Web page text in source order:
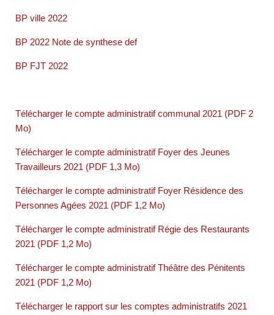
BP ville 2022
BP 2022 Note de synthese def
BP FJT 2022
Télécharger le compte administratif communal 2021 (PDF 2
Mo)
Télécharger le compte administratif Foyer des Jeunes
Travailleurs 2021 (PDF 1,3 Mo)
Télécharger le compte administratif Foyer Résidence des
Personnes Agées 2021 (PDF 1,2 Mo)
Télécharger le compte administratif Régie des Restaurants
2021 (PDF 1,2 Mo)
Télécharger le compte administratif Théâtre des Pénitents
2021 (PDF 1,2 Mo)
Télécharger le rapport sur les comptes administratifs 2021